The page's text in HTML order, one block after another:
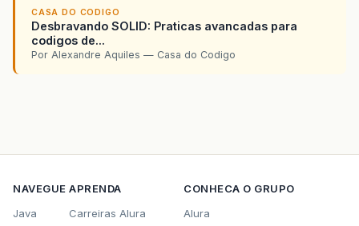
CASA DO CODIGO
Desbravando SOLID: Praticas avancadas para
codigos de...
Por Alexandre Aquiles — Casa do Codigo
NAVEGUE
Java
APRENDA
Carreiras Alura
CONHECA O GRUPO
Alura